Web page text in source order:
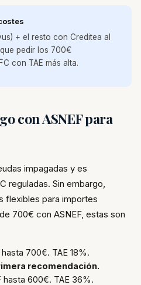
+ el resto con Creditea al
pedir los 700€
con TAE más alta.
con ASNEF para
impagadas y es
reguladas. Sin embargo,
flexibles para importes
700€ con ASNEF, estas son
700€. TAE 18%.
recomendación.
hasta 600€. TAE 36%.